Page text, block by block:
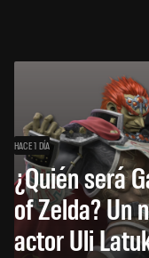
HACE 1 DÍA
¿Quién será
of Zelda? Un
actor Uli